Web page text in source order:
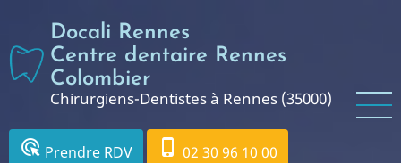
contenu
principal
Docali Rennes
Centre dentaire Rennes
Colombier
Chirurgiens-Dentistes à Rennes (35000)
ads_click Prendre RDV phone_iphone 02 30 96 10 00